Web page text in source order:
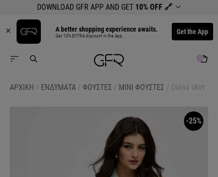
DOWNLOAD GFR APP AND GET 10% OFF 🔗
A better shopping experience awaits.
Get 10% EXTRA discount in the App. Get the App
ΑΡΧΙΚΉ / ΕΝΔΥΜΑΤΑ / ΦΟΥΣΤΕΣ / ΜΙΝΙ ΦΟΥΣΤΕΣ / Diana skirt
-25%